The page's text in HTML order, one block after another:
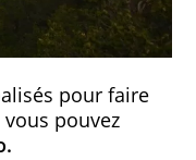
pour faire
pouvez